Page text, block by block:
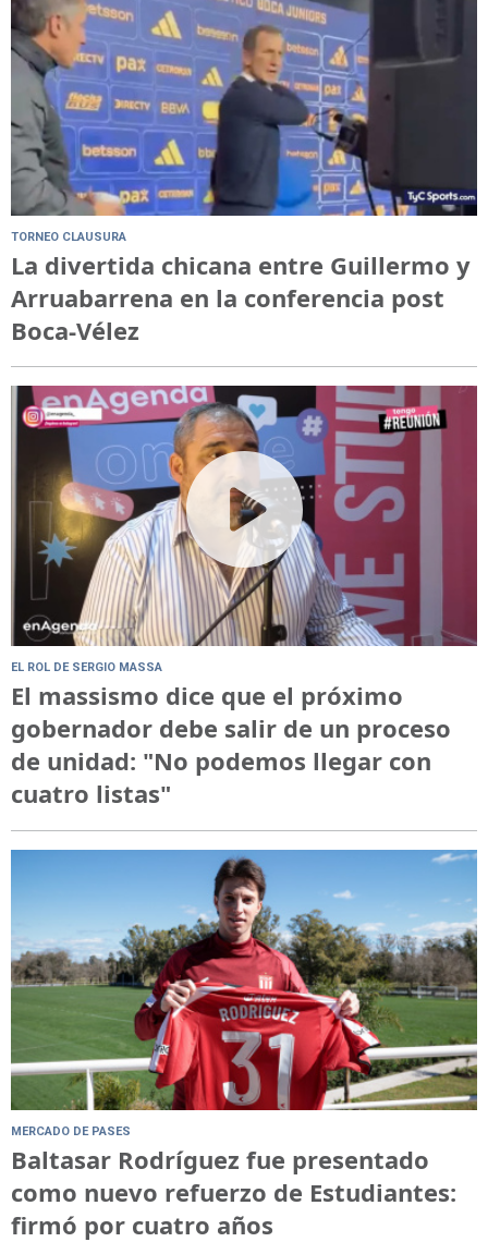
TORNEO CLAUSURA
La divertida chicana entre Guillermo y
Arruabarrena en la conferencia post
Boca-Vélez
EL ROL DE SERGIO MASSA
El massismo dice que el próximo
gobernador debe salir de un proceso
de unidad: "No podemos llegar con
cuatro listas"
MERCADO DE PASES
Baltasar Rodríguez fue presentado
como nuevo refuerzo de Estudiantes:
firmó por cuatro años